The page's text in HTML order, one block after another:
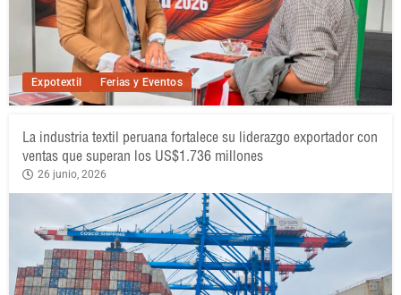
Expotextil Ferias y Eventos
La industria textil peruana fortalece su liderazgo exportador con
ventas que superan los US$1.736 millones
26 junio, 2026